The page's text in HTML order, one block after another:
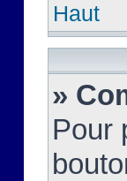
Haut
»
Pour